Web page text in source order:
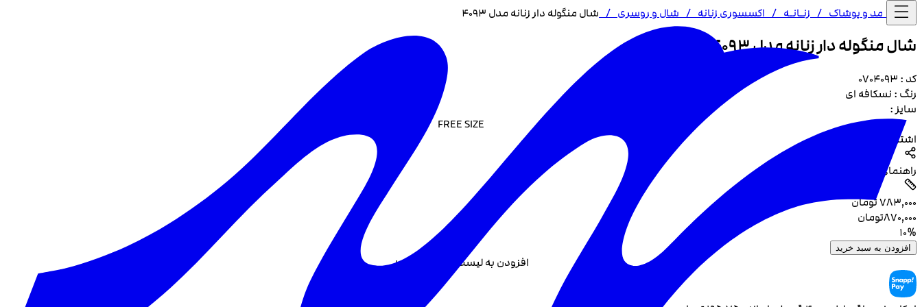
خانه / مد و پوشاک / زنـا‌نـه / اکسسوری زنانه / شال و روسری / شال منگوله دار زنانه مدل 4093
شال منگوله دار زنانه مدل 4093
کد : 0704093
رنگ : نسکافه ای
سایز :
FREE SIZE
اشتراک گذاری
راهنمای سایز
۷۸۳٬۰۰۰تومان
۸۷۰٬۰۰۰تومان
10%
افزودن به سبد خرید
افزودن به لیست علاقه مندی +